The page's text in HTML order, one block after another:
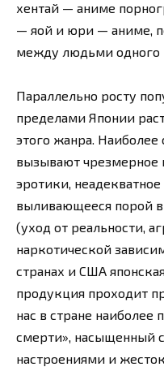
хентай — аниме
— яой и юри — аниме,
между людьми одного
Параллельно росту
пределами Японии
этого жанра.
вызывают чрезмерное
эротики,
выливающееся порой
(уход от реальности,
наркотической
странах и США
продукция проходит
нас в стране наиболее
смерти», насыщенный
настроениями и